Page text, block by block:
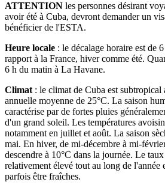
ATTENTION les personnes désirant
avoir été à Cuba, devront demander un
bénéficier de l'ESTA.
Heure locale : le décalage horaire est de
rapport à la France, hiver comme été.
6 h du matin à La Havane.
Climat : le climat de Cuba est subtropical
annuelle moyenne de 25°C. La saison
caractérise par de fortes pluies
d'un grand soleil. Les températures
notamment en juillet et août. La saison
mai. En hiver, de mi-décembre à mi-
descendre à 10°C dans la journée. Le
relativement élevé tout au long de l'année
parfois être fraîches.